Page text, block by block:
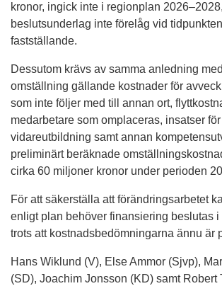
kronor, ingick inte i regionplan
beslutsunderlag inte förelåg vid
fastställande.
Dessutom krävs av samma anledning
omställning gällande kostnader för
som inte följer med till annan ort,
medarbetare som omplaceras, insatser
vidareutbildning samt annan
preliminärt beräknade
cirka 60 miljoner kronor under perioden
För att säkerställa att förändringsarbetet
enligt plan behöver finansiering beslutas i
trots att kostnadsbedömningarna ännu är
Hans Wiklund (V), Else Ammor (Sjvp),
(SD), Joachim Jonsson (KD) samt Robert